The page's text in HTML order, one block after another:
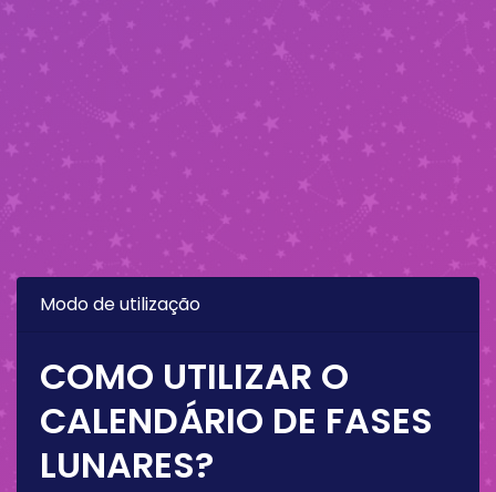
Modo de utilização
COMO UTILIZAR O
CALENDÁRIO DE FASES
LUNARES?